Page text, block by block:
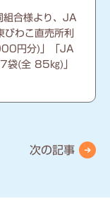
合様より、JA
わこ直売所利
円分)」「JA
袋(全 85㎏)」
次の記事